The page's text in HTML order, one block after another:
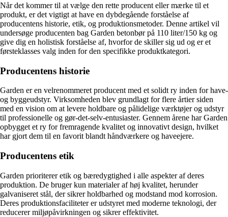
Når det kommer til at vælge den rette producent eller mærke til et
produkt, er det vigtigt at have en dybdegående forståelse af
producentens historie, etik, og produktionsmetoder. Denne artikel vil
undersøge producenten bag Garden betonbør på 110 liter/150 kg og
give dig en holistisk forståelse af, hvorfor de skiller sig ud og er et
førsteklasses valg inden for den specifikke produktkategori.
Producentens historie
Garden er en velrenommeret producent med et solidt ry inden for have-
og byggeudstyr. Virksomheden blev grundlagt for flere årtier siden
med en vision om at levere holdbare og pålidelige værktøjer og udstyr
til professionelle og gør-det-selv-entusiaster. Gennem årene har Garden
opbygget et ry for fremragende kvalitet og innovativt design, hvilket
har gjort dem til en favorit blandt håndværkere og haveejere.
Producentens etik
Garden prioriterer etik og bæredygtighed i alle aspekter af deres
produktion. De bruger kun materialer af høj kvalitet, herunder
galvaniseret stål, der sikrer holdbarhed og modstand mod korrosion.
Deres produktionsfaciliteter er udstyret med moderne teknologi, der
reducerer miljøpåvirkningen og sikrer effektivitet.